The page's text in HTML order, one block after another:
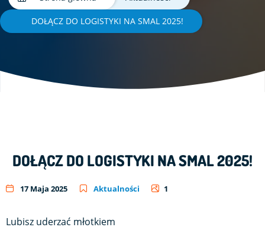
DOŁĄCZ DO LOGISTYKI NA SMAL 2025!
DOŁĄCZ DO LOGISTYKI NA SMAL 2025!
17 Maja 2025 Aktualności 1
Lubisz uderzać młotkiem